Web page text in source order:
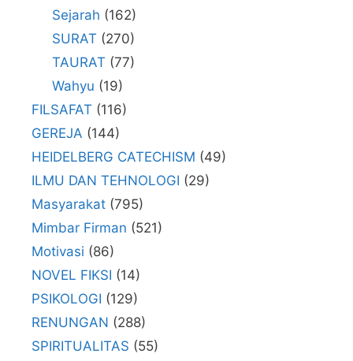
Sejarah (162)
SURAT (270)
TAURAT (77)
Wahyu (19)
FILSAFAT (116)
GEREJA (144)
HEIDELBERG CATECHISM (49)
ILMU DAN TEHNOLOGI (29)
Masyarakat (795)
Mimbar Firman (521)
Motivasi (86)
NOVEL FIKSI (14)
PSIKOLOGI (129)
RENUNGAN (288)
SPIRITUALITAS (55)